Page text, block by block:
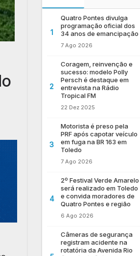
1
Quatro Pontes divulga
programação oficial dos
34 anos de emancipação
7 Ago 2026
2
Coragem, reinvenção e
sucesso: modelo Polly
Persch é destaque em
entrevista na Rádio
Tropical FM
22 Dez 2025
3
Motorista é preso pela
PRF após capotar veículo
em fuga na BR 163 em
Toledo
7 Ago 2026
4
2º Festival Verde Amarelo
será realizado em Toledo
e convida moradores de
Quatro Pontes e região
6 Ago 2026
Câmeras de segurança
registram acidente na
rotatória da Avenida Rio